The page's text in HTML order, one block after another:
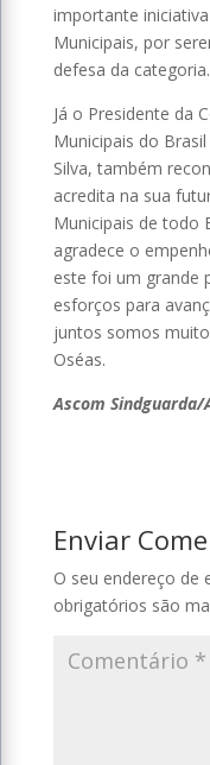
importante
Municipais, por
defesa da categoria.
Já o Presidente da
Municipais do
Silva, também
acredita na sua
Municipais de todo
agradece o
este foi um grande
esforços para
juntos somos
Oséas.
Ascom Sindguarda/
Enviar
O seu endereço de
obrigatórios são